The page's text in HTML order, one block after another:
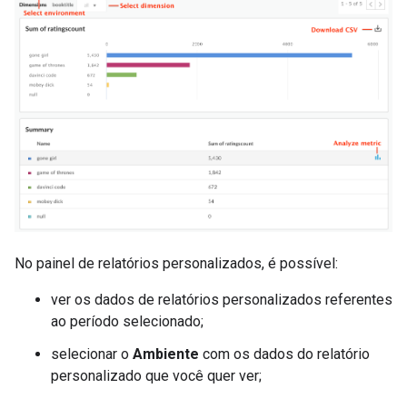
No painel de relatórios personalizados, é possível:
ver os dados de relatórios personalizados referentes
ao período selecionado;
selecionar o Ambiente com os dados do relatório
personalizado que você quer ver;